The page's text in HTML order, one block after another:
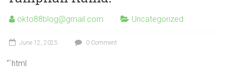
okto88blog@gmail.com Uncategorized
June 12, 2025 0 Comment
“`html